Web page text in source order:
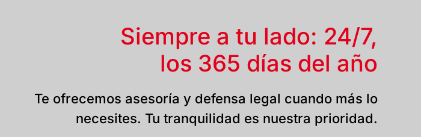
Siempre a tu lado: 24/7,
los 365 días del año
Te ofrecemos asesoría y defensa legal cuando más lo
necesites. Tu tranquilidad es nuestra prioridad.